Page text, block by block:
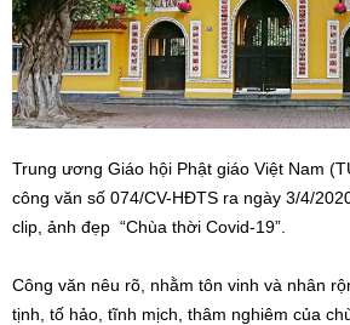
Trung ương Giáo hội Phật giáo Việt Nam
công văn số 074/CV-HĐTS ra ngày 3/4/
clip, ảnh đẹp “Chùa thời Covid-19”.
Công văn nêu rõ, nhằm tôn vinh và nhân
tịnh, tố hảo, tĩnh mịch, thâm nghiêm của